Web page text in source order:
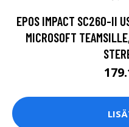
EPOS IMPACT SC260-II
MICROSOFT